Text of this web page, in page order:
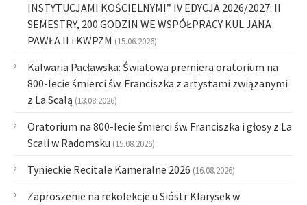
INSTYTUCJAMI KOŚCIELNYMI” IV EDYCJA 2026/2027: II
SEMESTRY, 200 GODZIN WE WSPÓŁPRACY KUL JANA
PAWŁA II i KWPZM (15.06.2026)
Kalwaria Pacławska: Światowa premiera oratorium na
800-lecie śmierci św. Franciszka z artystami związanymi
z La Scalą (13.08.2026)
Oratorium na 800-lecie śmierci św. Franciszka i głosy z La
Scali w Radomsku (15.08.2026)
Tynieckie Recitale Kameralne 2026 (16.08.2026)
Zaproszenie na rekolekcje u Sióstr Klarysek w